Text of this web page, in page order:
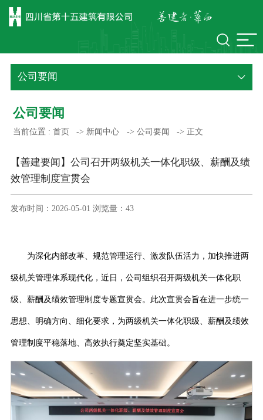
公司要闻
公司要闻
当前位置 :首页 -> 新闻中心 -> 公司要闻 -> 正文
【善建要闻】公司召开两级机关一体化职级、薪酬及绩
效管理制度宣贯会
发布时间：2026-05-01 浏览量： 43
为深化内部改革、规范管理运行、激发队伍活力，加快推进两
级机关管理体系现代化，近日，公司组织召开两级机关一体化职
级、薪酬及绩效管理制度专题宣贯会。此次宣贯会旨在进一步统一
思想、明确方向、细化要求，为两级机关一体化职级、薪酬及绩效
管理制度平稳落地、高效执行奠定坚实基础。